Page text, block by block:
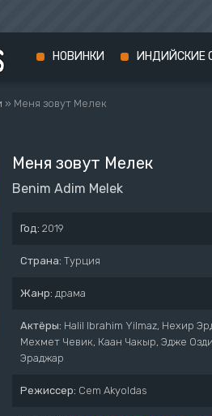
» Меня зовут Мелек
Меня зовут Мелек
Benim Adim Melek
Год: 2019
Страна: Турция
Жанр: драма
Актёры: Halil Ibrahim Yilmaz, Нехир
Мехмет Чевик, Каан Чакыр, Эдже
Эраджар
Режиссер: Cem Akyoldas
НОВИНКИ ИНДИЙСКИЕ